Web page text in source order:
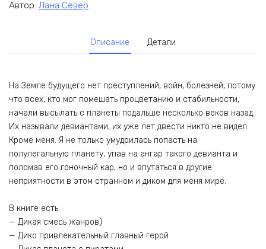
Автор: Лана Север
Описание Детали
На Земле будущего нет преступлений, войн, болезней, потому
что всех, кто мог помешать процветанию и стабильности,
начали высылать с планеты подальше несколько веков назад.
Их называли девиантами, их уже лет двести никто не видел.
Кроме меня. Я не только умудрилась попасть на
полулегальную планету, упав на ангар такого девианта и
поломав его гоночный кар, но и впутаться в другие
неприятности в этом странном и диком для меня мире.
В книге есть:
— Дикая смесь жанров)
— Дико привлекательный главный герой